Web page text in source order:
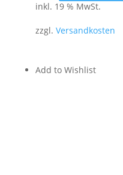
inkl. 19 % MwSt.
zzgl. Versandkosten
Add to Wishlist